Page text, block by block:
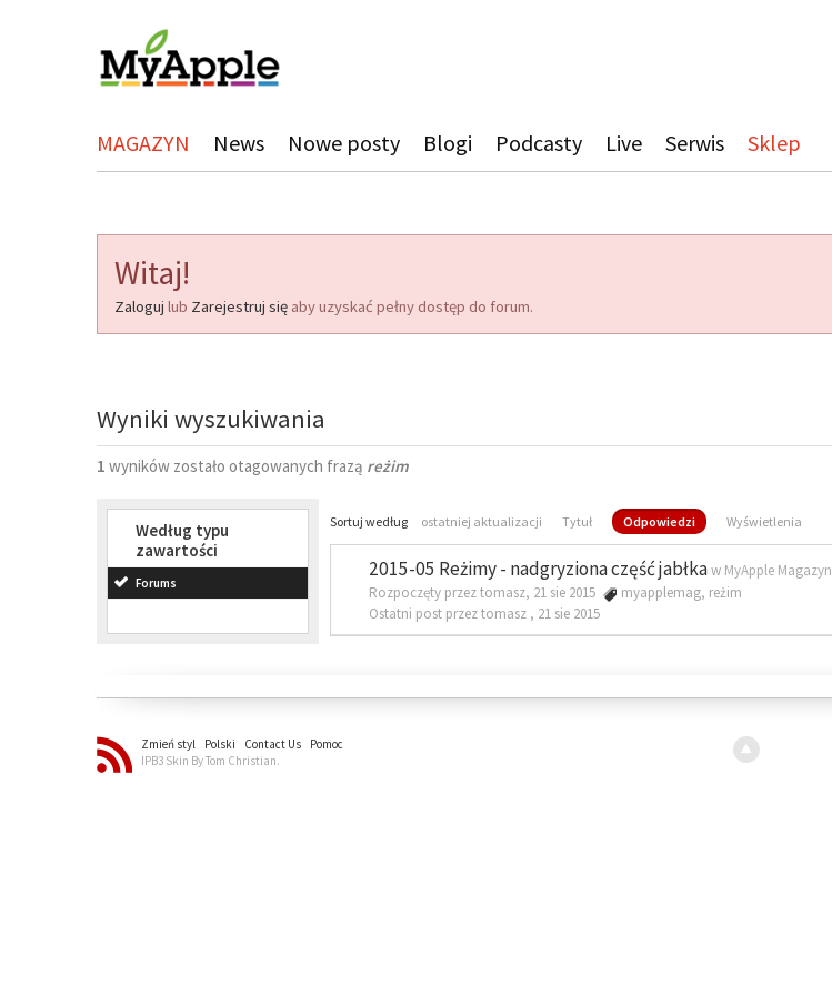
MAGAZYN News Nowe posty Blogi Podcasty Live Serwis Sklep
Witaj!
Zaloguj lub Zarejestruj się aby uzyskać pełny dostęp do forum.
Wyniki wyszukiwania
1 wyników zostało otagowanych frazą reżim
Według typu
zawartości
Forums
Sortuj według ostatniej aktualizacji Tytuł Odpowiedzi Wyświetlenia
2015-05 Reżimy - nadgryziona część jabłkaw MyApple Magazyn
Rozpoczęty przez tomasz, 21 sie 2015
myapplemag, reżim
Ostatni post przez tomasz , 21 sie 2015
Zmień styl Polski Contact Us
Pomoc
IPB3 Skin By Tom Christian.